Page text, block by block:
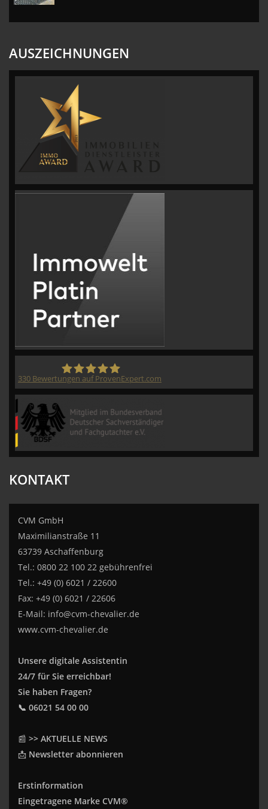
AUSZEICHNUNGEN
330 Bewertungen auf ProvenExpert.com
KONTAKT
CVM GmbH
Maximilianstraße 11
63739 Aschaffenburg
Tel.: 0800 22 100 22 gebührenfrei
Tel.: +49 (0) 6021 / 22600
Fax: +49 (0) 6021 / 22606
E-Mail: info@cvm-chevalier.de
www.cvm-chevalier.de
Unsere digitale Assistentin
24/7 für Sie erreichbar!
Sie haben Fragen?
📞 06021 54 00 00
📰 >> AKTUELLE NEWS
📩 Newsletter abonnieren
Erstinformation
Eingetragene Marke CVM®